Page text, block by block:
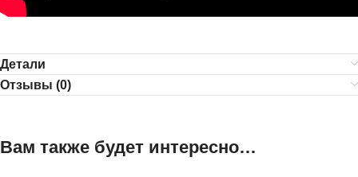
Детали
Отзывы (0)
Вам также будет интересно…